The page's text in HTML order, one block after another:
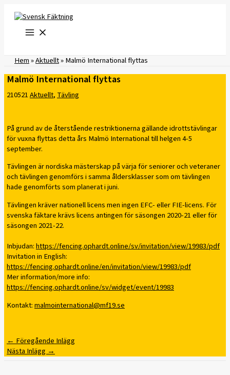
innehåll
Hem»Aktuellt»Malmö International flyttas
Malmö International flyttas
210521Aktuellt,Tävling
På grund av de återstående restriktionerna gällande idrottstävlingar
för vuxna flyttas detta års Malmö International till helgen 4-5
september.
Tävlingen är nordiska mästerskap på värja för seniorer och veteraner
och tävlingen genomförs i samma åldersklasser som om tävlingen
hade genomförts som planerat i juni.
Tävlingen kräver nationell licens men ingen EFC- eller FIE-licens. För
svenska fäktare krävs licens antingen för säsongen 2020-21 eller för
säsongen 2021-22.
Inbjudan:https://fencing.ophardt.online/sv/invitation/view/19983/pdf
Invitation in English:
https://fencing.ophardt.online/en/invitation/view/19983/pdf
Mer information/more info:
https://fencing.ophardt.online/sv/widget/event/19983
Kontakt:malmointernational@mf19.se
← Föregående Inlägg
Nästa Inlägg →